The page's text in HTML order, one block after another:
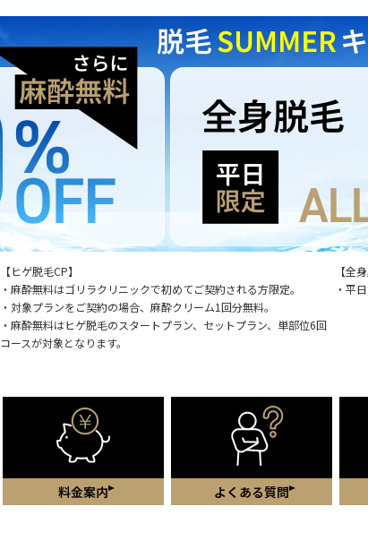
【ヒゲ脱毛CP】
・麻酔無料はゴリラクリニックで初めてご契約される方限定。
・対象プランをご契約の場合、麻酔クリーム1回分無料。
・麻酔無料はヒゲ脱毛のスタートプラン、セットプラン、単部位6回
コースが対象となります。
【全
・平
料金案内 よくある質問